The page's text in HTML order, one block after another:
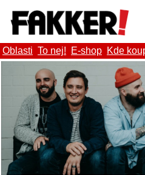
Oblasti To nej! E-shop Kde